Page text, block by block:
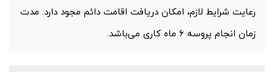
رعایت شرایط لازم، امکان دریافت اقامت دائم مجود دارد. مدت
زمان انجام پروسه ۶ ماه کاری می‌باشد.